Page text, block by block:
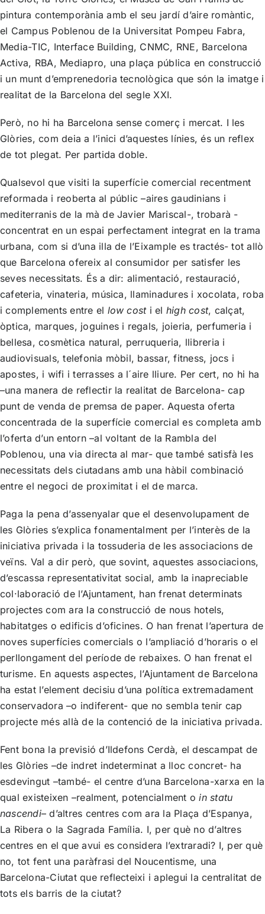
pintura contemporània amb el seu jardí d’aire romàntic,
el Campus Poblenou de la Universitat Pompeu Fabra,
Media-TIC, Interface Building, CNMC, RNE, Barcelona
Activa, RBA, Mediapro, una plaça pública en construcció
i un munt d’emprenedoria tecnològica que són la imatge i
realitat de la Barcelona del segle XXI.
Però, no hi ha Barcelona sense comerç i mercat. I les
Glòries, com deia a l’inici d’aquestes línies, és un reflex
de tot plegat. Per partida doble.
Qualsevol que visiti la superfície comercial recentment
reformada i reoberta al públic –aires gaudinians i
mediterranis de la mà de Javier Mariscal-, trobarà -
concentrat en un espai perfectament integrat en la trama
urbana, com si d’una illa de l’Eixample es tractés- tot allò
que Barcelona ofereix al consumidor per satisfer les
seves necessitats. És a dir: alimentació, restauració,
cafeteria, vinateria, música, llaminadures i xocolata, roba
i complements entre el low costi el high cost, calçat,
òptica, marques, joguines i regals, joieria, perfumeria i
bellesa, cosmètica natural, perruqueria, llibreria i
audiovisuals, telefonia mòbil, bassar, fitness, jocs i
apostes, i wifi i terrasses a l´aire lliure. Per cert, no hi ha
–una manera de reflectir la realitat de Barcelona- cap
punt de venda de premsa de paper. Aquesta oferta
concentrada de la superfície comercial es completa amb
l’oferta d’un entorn –al voltant de la Rambla del
Poblenou, una via directa al mar- que també satisfà les
necessitats dels ciutadans amb una hàbil combinació
entre el negoci de proximitat i el de marca.
Paga la pena d’assenyalar que el desenvolupament de
les Glòries s’explica fonamentalment per l’interès de la
iniciativa privada i la tossuderia de les associacions de
veïns. Val a dir però, que sovint, aquestes associacions,
d’escassa representativitat social, amb la inapreciable
col·laboració de l’Ajuntament, han frenat determinats
projectes com ara la construcció de nous hotels,
habitatges o edificis d’oficines. O han frenat l’apertura de
noves superfícies comercials o l’ampliació d’horaris o el
perllongament del període de rebaixes. O han frenat el
turisme. En aquests aspectes, l’Ajuntament de Barcelona
ha estat l’element decisiu d’una política extremadament
conservadora –o indiferent- que no sembla tenir cap
projecte més allà de la contenció de la iniciativa privada.
Fent bona la previsió d’Ildefons Cerdà, el descampat de
les Glòries –de indret indeterminat a lloc concret- ha
esdevingut –també- el centre d’una Barcelona-xarxa en la
qual existeixen –realment, potencialment oin statu
nascendi– d’altres centres com ara la Plaça d’Espanya,
La Ribera o la Sagrada Família. I, per què no d’altres
centres en el que avui es considera l’extraradi? I, per què
no, tot fent una paràfrasi del Noucentisme, una
Barcelona-Ciutat que reflecteixi i aplegui la centralitat de
tots els barris de la ciutat?